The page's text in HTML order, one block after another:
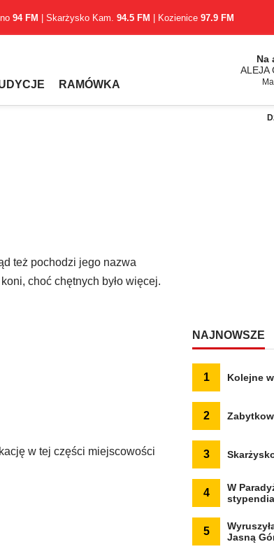
94 FM | Skarżysko Kam. 94.5 FM | Kozienice 97.9 FM
RAMÓWKA
Na
ALEJA
też pochodzi jego nazwa
choć chętnych było więcej.
w tej części miejscowości
NAJNOWSZE
1 Kolejne
2
3
4
W
stypendia
5
Jasną